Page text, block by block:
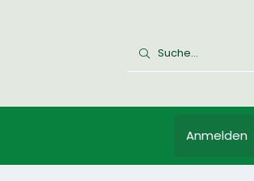
Anmelden